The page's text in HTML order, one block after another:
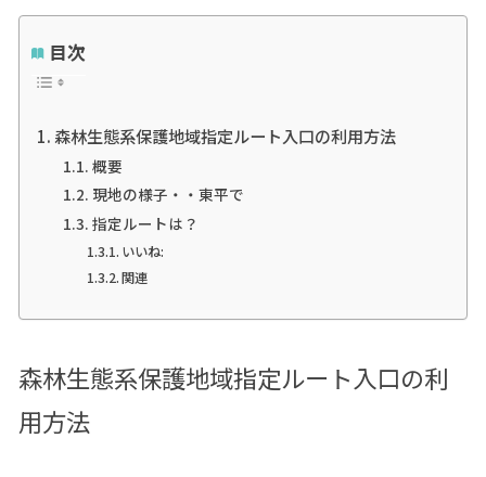
目次
森林生態系保護地域指定ルート入口の利用方法
概要
現地の様子・・東平で
指定ルートは？
いいね:
関連
森林生態系保護地域指定ルート入口の利
用方法